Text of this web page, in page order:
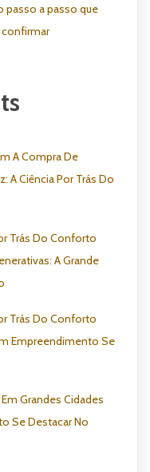
passo a passo que
confirmar
A Compra De
A Ciência Por Trás Do
Trás Do Conforto
A Grande
Trás Do Conforto
Empreendimento Se
Grandes Cidades
Se Destacar No